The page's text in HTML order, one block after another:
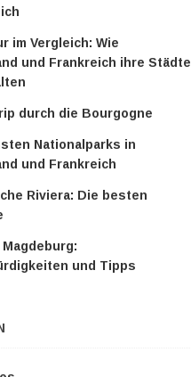
im Vergleich: Wie
und Frankreich ihre Städte
durch die Bourgogne
Nationalparks in
und Frankreich
Riviera: Die besten
und Tipps